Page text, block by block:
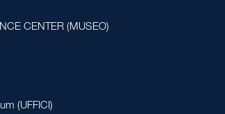
CENTER (MUSEO)
(UFFICI)